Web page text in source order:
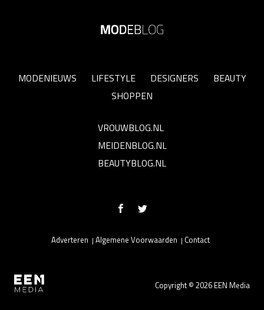
MODENIEUWS LIFESTYLE DESIGNERS
BEAUTY
SHOPPEN
VROUWBLOG.NL
MEIDENBLOG.NL
BEAUTYBLOG.NL
Copyright © 2026 EEN Media
Adverteren Algemene Voorwaarden Contact